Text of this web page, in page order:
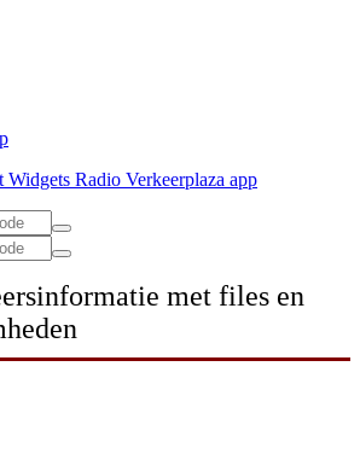
Widgets Radio Verkeerplaza app
met files en